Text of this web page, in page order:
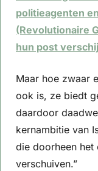
politieagenten
(Revolutionaire
hun post
Maar hoe zwaar
ook is, ze biedt
daardoor
kernambitie van
die doorheen
verschuiven.”